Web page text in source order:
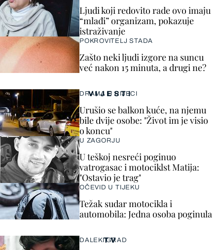
VIJESTI
DRAMA U RIJECI
Urušio se balkon kuće, na njemu
bile dvije osobe: "Život im je visio
o koncu"
U ZAGORJU
U teškoj nesreći poginuo
vatrogasac i motociklst Matija:
"Ostavio je trag"
OČEVID U TIJEKU
Težak sudar motocikla i
automobila: Jedna osoba poginula
Ljudi koji redovito rade ovo imaju
“mlađi” organizam, pokazuje
istraživanje
POKROVITELJ STADA
Zašto neki ljudi izgore na suncu
već nakon 15 minuta, a drugi ne?
TV
DALEKI GRAD